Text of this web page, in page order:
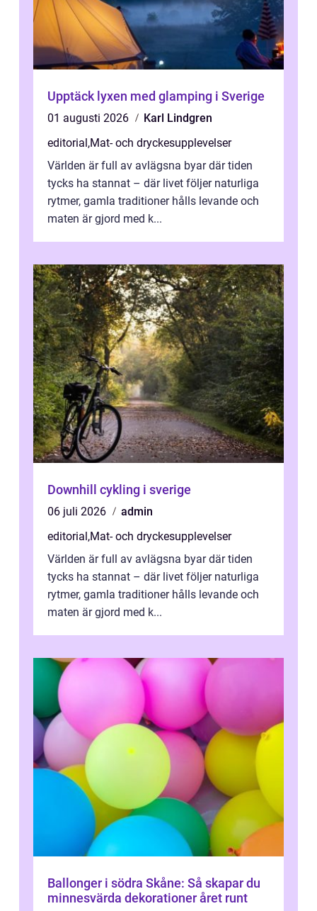
Upptäck lyxen med glamping i Sverige
01 augusti 2026
Karl Lindgren
editorial,Mat- och dryckesupplevelser
Världen är full av avlägsna byar där tiden
tycks ha stannat – där livet följer naturliga
rytmer, gamla traditioner hålls levande och
maten är gjord med k...
Downhill cykling i sverige
06 juli 2026
admin
editorial,Mat- och dryckesupplevelser
Världen är full av avlägsna byar där tiden
tycks ha stannat – där livet följer naturliga
rytmer, gamla traditioner hålls levande och
maten är gjord med k...
Ballonger i södra Skåne: Så skapar du
minnesvärda dekorationer året runt